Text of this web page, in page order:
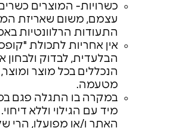
כשרויות- המוצרים
עצמם, משום שאריזת
התעודות הרלוונטיות
אין אחריות לתכולת
הבלעדית, לבדוק
הנכללים בכל מוצר
מטעמה.
במקרה בו התגלה פגם
מיד עם הגילוי וללא
האתר ו/או מפועלו, הרי